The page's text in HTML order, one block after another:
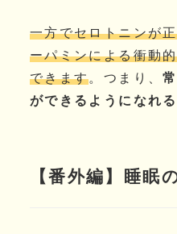
一方でセロトニンが
ーパミンによる衝動
できます。つまり、
ができるようになれる
【番外編】睡眠